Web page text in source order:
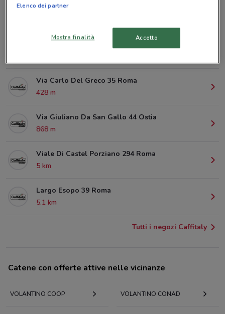
Via Carlo Del Greco 35 Roma
428 m
Via Giuliano Da San Gallo 44 Ostia
868 m
Viale Di Castel Porziano 294 Roma
5 km
Largo Esopo 39 Roma
5.1 km
Tutti i negozi Caffitaly
Catene con offerte attive nelle vicinanze
VOLANTINO COOP VOLANTINO CONAD
Elenco dei partner
Mostra finalità Accetto